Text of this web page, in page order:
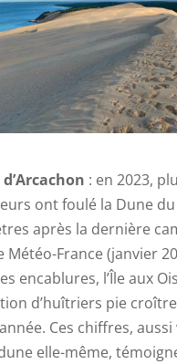
: en 2023,
ont foulé la Dune
après la dernière
Météo-France (janvier
encablures, l’Île aux
d’huîtriers pie croître
Ces chiffres,
elle-même,